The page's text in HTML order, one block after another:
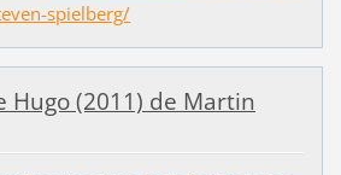
spielberg/
Hugo (2011) de Martin